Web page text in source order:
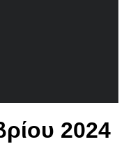
2024